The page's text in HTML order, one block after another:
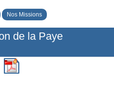
Nos Missions
de la Paye